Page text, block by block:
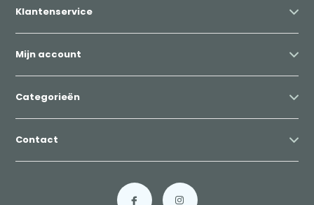
Klantenservice
Mijn account
Categorieën
Contact